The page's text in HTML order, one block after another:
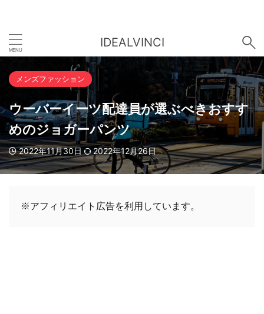
IDEALVINCI
メンズファッション
ウーバーイーツ配達員が選ぶべきおすす
めのジョガーパンツ
2022年11月30日 2022年12月26日
※アフィリエイト広告を利用しています。